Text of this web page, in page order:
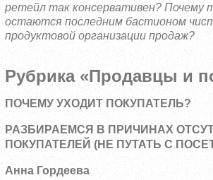
ретейл так консервативен? Почему
остаются последним бастионом
продуктовой организации продаж?
Рубрика «Продавцы и
ПОЧЕМУ УХОДИТ ПОКУПАТЕЛЬ?
РАЗБИРАЕМСЯ В ПРИЧИНАХ
ПОКУПАТЕЛЕЙ (НЕ ПУТАТЬ С
Анна Гордеева